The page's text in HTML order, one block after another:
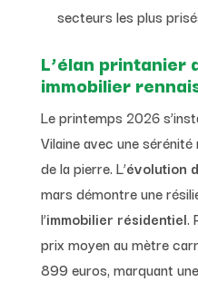
secteurs les plus
L’élan printanier
immobilier
Le printemps 2026
Vilaine avec une
de la pierre. L’évolution
mars démontre une
l’immobilier résidentiel.
prix moyen au mètre
899 euros, marquant